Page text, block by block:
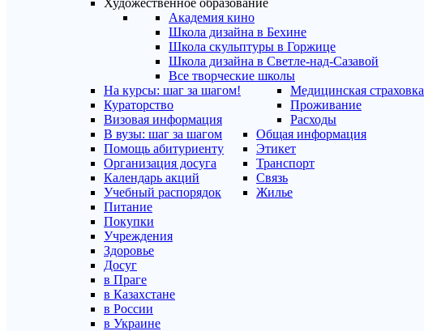
Художественное образование
Академия кино
Школа дизайна в Бехине
Школа скульптуры в Горжице
Школа дизайна в Светле-над-Сазавой
Все творческие школы
На курсы: шаг за шагом!
Кураторство
Визовая информация
Медицинская страховка
Проживание
Расходы
В вузы: шаг за шагом
Помощь абитуриенту
Организация досуга
Календарь акций
Учебный распорядок
Общая информация
Этикет
Транспорт
Связь
Жилье
Питание
Покупки
Учреждения
Здоровье
Досуг
в Праге
в Казахстане
в России
в Украине